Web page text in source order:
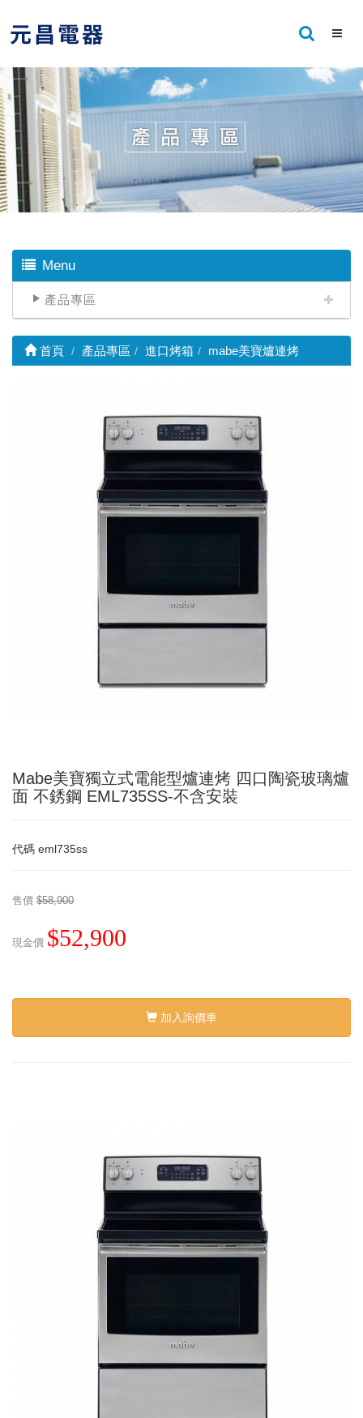
Menu
產品專區
首頁 產品專區 進口烤箱 mabe美寶爐連烤
Mabe美寶獨立式電能型爐連烤 四口陶瓷玻璃爐
面 不銹鋼 EML735SS-不含安裝
代碼 eml735ss
售價 $58,900
現金價 $52,900
加入詢價車